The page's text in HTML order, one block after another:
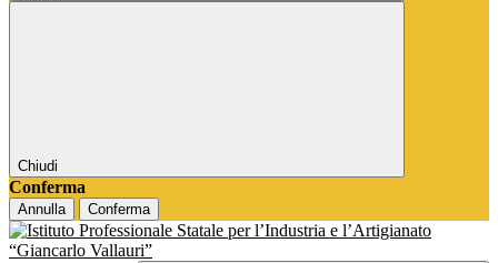
Chiudi
Conferma
Annulla Conferma